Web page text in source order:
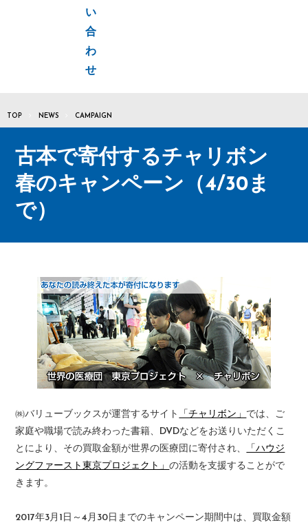
い
合
わ
せ
TOP NEWS CAMPAIGN
古本で寄付するチャリボン
春のキャンペーン（4/30ま
で）
㈱バリューブックスが運営するサイト 「チャリボン」 では、ご
家庭や職場で読み終わった書籍、DVDなどをお送りいただくこ
とにより、その買取金額が世界の医療団に寄付され、
「ハウジ
ングファースト東京プロジェクト」の活動を支援することがで
きます。
2017年3月1日～4月30日までのキャンペーン期間中は、買取金額